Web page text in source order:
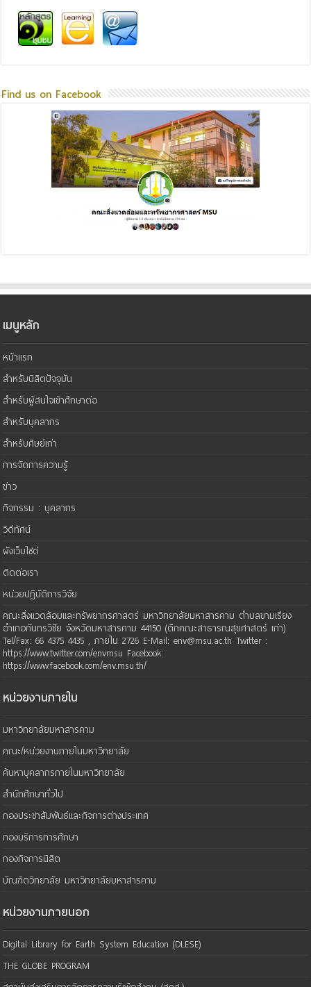
Find us on Facebook
เมนูหลัก
หน้าแรก
สำหรับนิสิตปัจจุบัน
สำหรับผู้สนใจเข้าศึกษาต่อ
สำหรับบุคลากร
สำหรับศิษย์เก่า
การจัดการความรู้
ข่าว
กิจกรรม : บุคลากร
วิดีทัศน์
ผังเว็บไซต์
ติดต่อเรา
หน่วยปฏิบัติการวิจัย
คณะสิ่งแวดล้อมและทรัพยากรศาสตร์ มหาวิทยาลัยมหาสารคาม ตำบลขามเรียง
อำเภอกันทรวิชัย จังหวัดมหาสารคาม 44150 (ตึกคณะสาธารณสุขศาสตร์ เก่า)
Tel/Fax: 66 4375 4435 , ภายใน 2726 E-Mail: env@msu.ac.th Twitter :
https://www.twitter.com/envmsu Facebook:
https://www.facebook.com/env.msu.th/
หน่วยงานภายใน
มหาวิทยาลัยมหาสารคาม
คณะ/หน่วยงานภายในมหาวิทยาลัย
ค้นหาบุคลากรภายในมหาวิทยาลัย
สำนักศึกษาทั่วไป
กองประชาสัมพันธ์และกิจการต่างประเทศ
กองบริการการศึกษา
กองกิจการนิสิต
บัณฑิตวิทยาลัย มหาวิทยาลัยมหาสารคาม
หน่วยงานภายนอก
Digital Library for Earth System Education (DLESE)
THE GLOBE PROGRAM